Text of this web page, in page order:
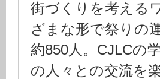
街づくりを考える
ざまな形で祭りの
約850人。CJLCの
の人々との交流を